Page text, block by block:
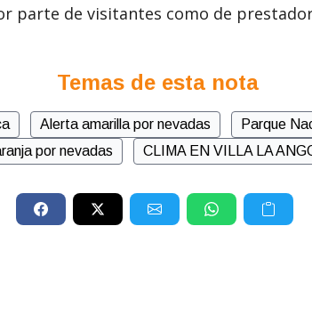
parte de visitantes como de
Temas de esta nota
Alerta amarilla por nevadas
Parque
por nevadas
CLIMA EN VILLA LA